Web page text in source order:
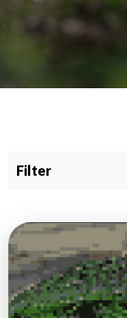
Filter